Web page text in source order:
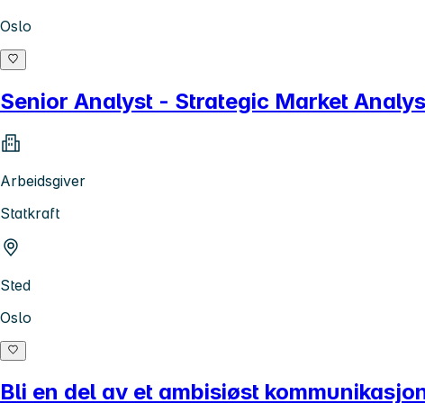
Oslo
Senior Analyst - Strategic Market
Arbeidsgiver
Statkraft
Sted
Oslo
Bli en del av et ambisiøst